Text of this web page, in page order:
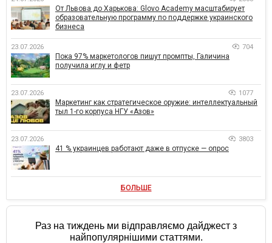
От Львова до Харькова: Glovo Academy масштабирует
образовательную программу по поддержке украинского
бизнеса
23.07.2026 704
Пока 97% маркетологов пишут промпты, Галичина
получила иглу и фетр
23.07.2026 1077
Маркетинг как стратегическое оружие: интеллектуальный
тыл 1-го корпуса НГУ «Азов»
23.07.2026 3803
41 % украинцев работают даже в отпуске — опрос
БОЛЬШЕ
Раз на тиждень ми відправляємо дайджест з
найпопулярнішими статтями.